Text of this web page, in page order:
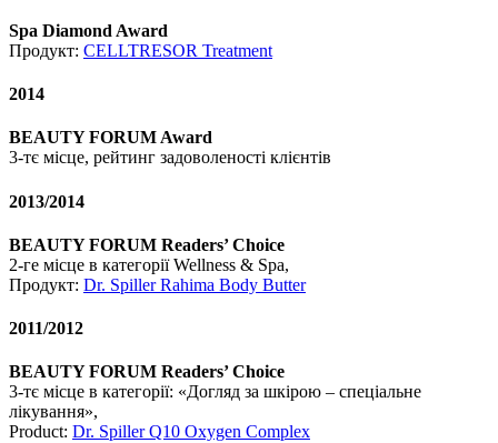
Spa Diamond Award
Продукт: CELLTRESOR Treatment
2014
BEAUTY FORUM Award
3-тє місце, рейтинг задоволеності клієнтів
2013/2014
BEAUTY FORUM Readers’ Choice
2-ге місце в категорії Wellness & Spa,
Продукт: Dr. Spiller Rahima Body Butter
2011/2012
BEAUTY FORUM Readers’ Choice
3-тє місце в категорії: «Догляд за шкірою – спеціальне
лікування»,
Product: Dr. Spiller Q10 Oxygen Complex